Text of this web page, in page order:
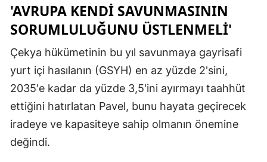
Sakarya
Samsun
Siirt
Sinop
Sivas
Tekirdağ
'AVRUPA KENDI SAVUNMASININ
SORUMLULUĞUNU ÜSTLENMELI'
Çekya hükümetinin bu yıl savunmaya gayrisafi
yurt içi hasılanın (GSYH) en az yüzde 2'sini,
2035'e kadar da yüzde 3,5'ini ayırmayı taahhüt
ettiğini hatırlatan Pavel, bunu hayata geçirecek
iradeye ve kapasiteye sahip olmanın önemine
değindi.